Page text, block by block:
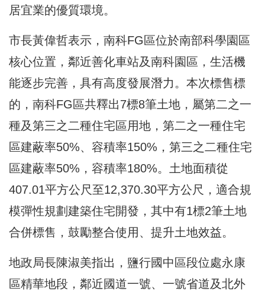
居宜業的優質環境。
市長黃偉哲表示，南科FG區位於南部科學園區
核心位置，鄰近善化車站及南科園區，生活機
能逐步完善，具有高度發展潛力。本次標售標
的，南科FG區共釋出7標8筆土地，屬第二之一
種及第三之二種住宅區用地，第二之一種住宅
區建蔽率50%、容積率150%，第三之二種住宅
區建蔽率50%，容積率180%。土地面積從
407.01平方公尺至12,370.30平方公尺，適合規
模彈性規劃建築住宅開發，其中有1標2筆土地
合併標售，鼓勵整合使用、提升土地效益。
地政局長陳淑美指出，鹽行國中區段位處永康
區精華地段，鄰近國道一號、一號省道及北外